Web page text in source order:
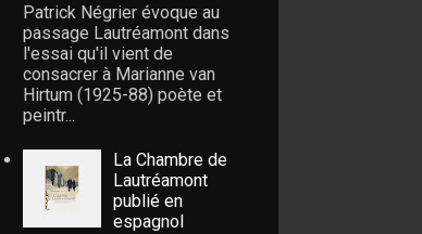
Patrick Négrier évoque au
passage Lautréamont dans
l'essai qu'il vient de
consacrer à Marianne van
Hirtum (1925-88) poète et
peintr...
La Chambre de
Lautréamont
publié en
espagnol